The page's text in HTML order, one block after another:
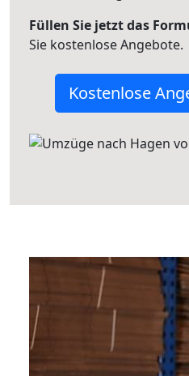
Füllen Sie jetzt das
Sie kostenlose Angebote.
Kostenlose